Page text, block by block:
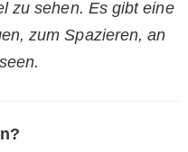
zu sehen. Es gibt eine
zum Spazieren, an